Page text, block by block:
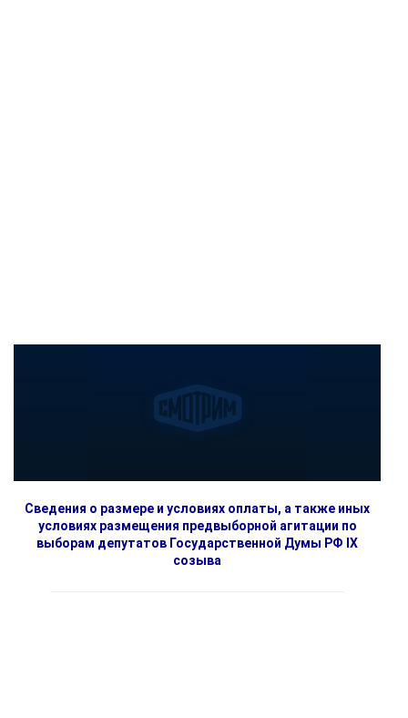
Сведения о размере и условиях оплаты, а также иных
условиях размещения предвыборной агитации по
выборам депутатов Государственной Думы РФ IX
созыва